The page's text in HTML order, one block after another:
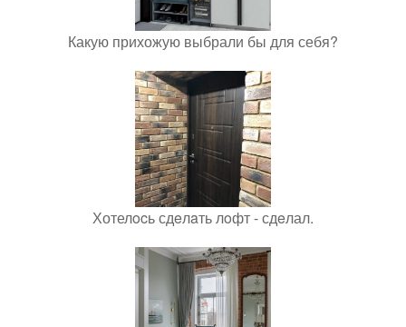
Какую прихожую выбрали бы для себя?
Хотелocь сдeлaть лoфт - сдeлал.